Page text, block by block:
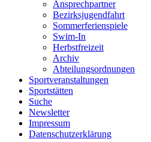
Ansprechpartner
Bezirksjugendfahrt
Sommerferienspiele
Swim-In
Herbstfreizeit
Archiv
Abteilungsordnungen
Sportveranstaltungen
Sportstätten
Suche
Newsletter
Impressum
Datenschutzerklärung